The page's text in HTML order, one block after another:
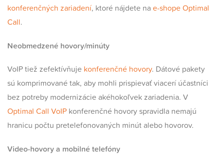
konferenčných zariadení, ktoré nájdete nae-shopeOptimal
Call.
Neobmedzené hovory/minúty
VoIP tiež zefektívňuje konferenčné hovory. Dátové pakety
sú komprimované tak, aby mohli prispievať viacerí účastníci
bez potreby modernizácie akéhokoľvek zariadenia. V
Optimal Call VoIP konferenčné hovory spravidla nemajú
hranicu počtu pretelefonovaných minút alebo hovorov.
Video-hovory a mobilné telefóny